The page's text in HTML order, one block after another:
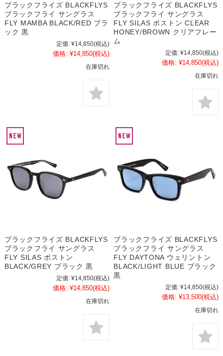
ブラックフライズ BLACKFLYS
ブラックフライ サングラス
FLY MAMBA BLACK/RED ブラ
ック 黒
定価: ¥14,850(税込)
価格: ¥14,850(税込)
在庫切れ
ブラックフライズ BLACKFLYS
ブラックフライ サングラス
FLY SILAS ボストン CLEAR
HONEY/BROWN クリアフレー
ム
定価: ¥14,850(税込)
価格: ¥14,850(税込)
在庫切れ
ブラックフライズ BLACKFLYS
ブラックフライ サングラス
FLY SILAS ボストン
BLACK/GREY ブラック 黒
定価: ¥14,850(税込)
価格: ¥14,850(税込)
在庫切れ
ブラックフライズ BLACKFLYS
ブラックフライ サングラス
FLY DAYTONA ウェリントン
BLACK/LIGHT BLUE ブラック
黒
定価: ¥14,850(税込)
価格: ¥13,500(税込)
在庫切れ